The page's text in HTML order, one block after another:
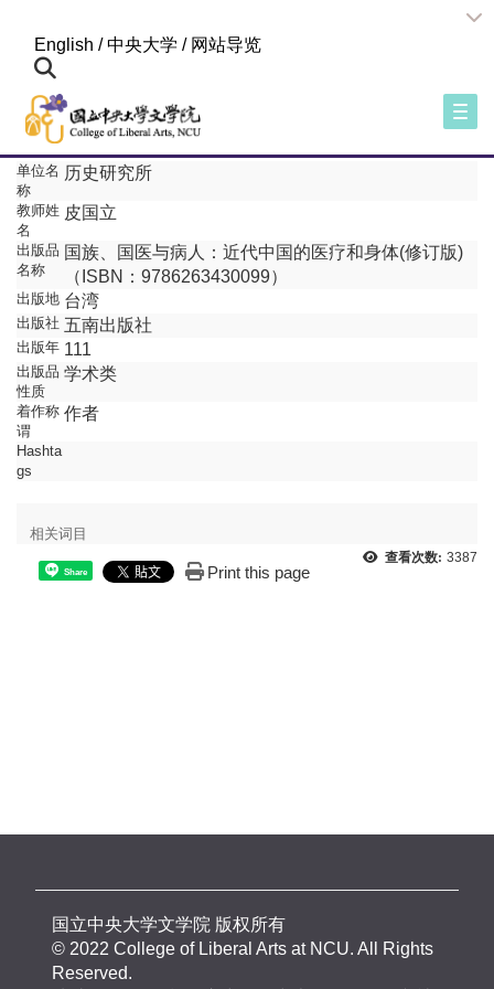
English /中央大学 / 网站导览
单位名
称
历史研究所
教师姓
名
皮国立
出版品
名称
国族、国医与病人：近代中国的医疗和身体(修订版)
（ISBN：9786263430099）
出版地 台湾
出版社 五南出版社
出版年 111
出版品
性质
学术类
着作称
谓
作者
Hashta
gs
相关词目
查看次数: 3387
Share Print this page
国立中央大学文学院 版权所有
© 2022 College of Liberal Arts at NCU. All Rights
Reserved.